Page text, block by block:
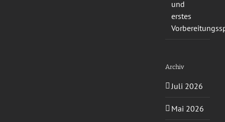
und
erstes
Archiv
Juli 2026
Mai 2026